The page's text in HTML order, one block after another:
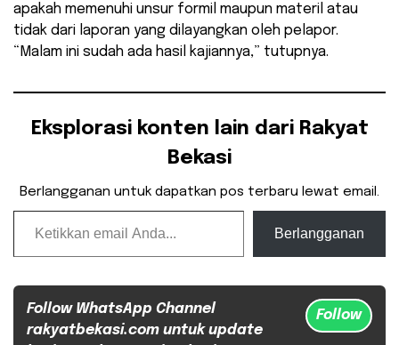
apakah memenuhi unsur formil maupun materil atau
tidak dari laporan yang dilayangkan oleh pelapor.
“Malam ini sudah ada hasil kajiannya,” tutupnya.
Eksplorasi konten lain dari Rakyat
Bekasi
Berlangganan untuk dapatkan pos terbaru lewat email.
Ketikkan email Anda...
Berlangganan
Follow WhatsApp Channel
rakyatbekasi.com untuk update
Follow